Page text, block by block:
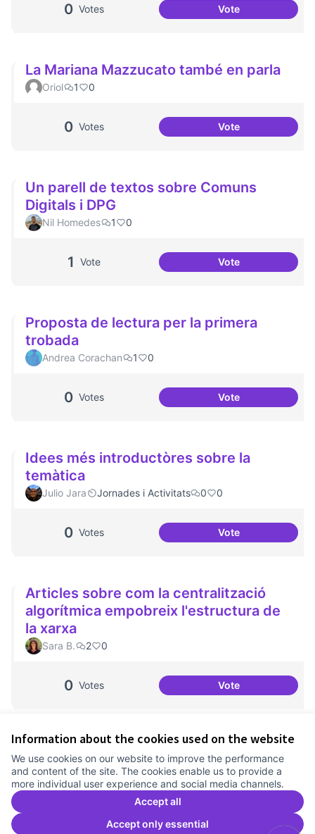
Information about the cookies used on the website
We use cookies on our website to improve the performance
and content of the site. The cookies enable us to provide a
more individual user experience and social media channels.
Accept all
Accept only essential
0 Votes VoteLectures de
La Mariana Mazzucato també en parla
Oriol 1 0
0 Votes VoteLa Mariana
Un parell de textos sobre Comuns
Digitals i DPG
Nil Homedes 1 0
1 Vote VoteUn parell de
Proposta de lectura per la primera
trobada
Andrea Corachan 1 0
0 Votes VoteProposta de
Idees més introductòres sobre la
temàtica
Julio Jara Jornades i Activitats 0 0
0 Votes VoteIdees més
Articles sobre com la centralització
algorítmica empobreix l'estructura de
la xarxa
Sara B. 2 0
0 Votes VoteArticles sobre
Cookie settings
Comunitat Canòdrom at Facebook
(External link)
Comunitat Canòdrom at Instagram
(External link)
Comunitat Canòdrom at YouTube
(External link)
English
Triar la llenguaElegir el idiomaChoose language